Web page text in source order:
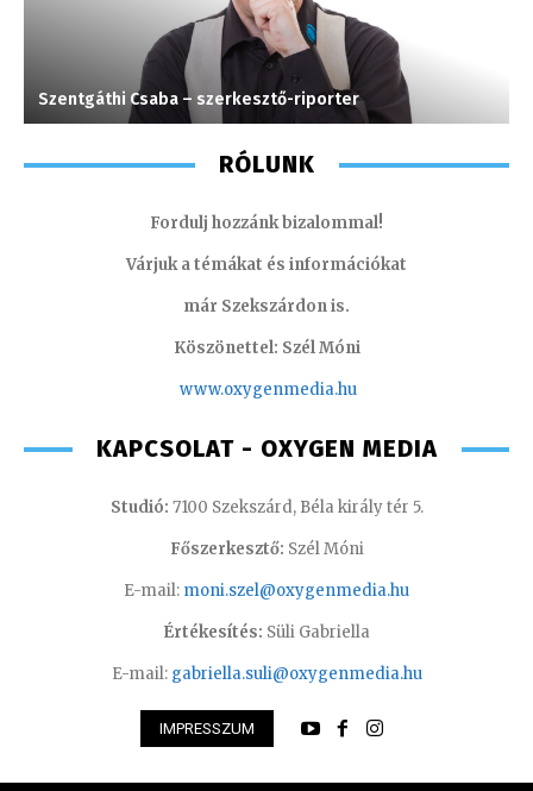
Szentgáthi Csaba – szerkesztő-riporter
RÓLUNK
Fordulj hozzánk bizalommal!
Várjuk a témákat és információkat
már Szekszárdon is.
Köszönettel: Szél Móni
www.oxygenmedia.hu
KAPCSOLAT - OXYGEN MEDIA
Studió: 7100 Szekszárd, Béla király tér 5.
Főszerkesztő: Szél Móni
E-mail: moni.szel@oxygenmedia.hu
Értékesítés: Süli Gabriella
E-mail: gabriella.suli@oxygenmedia.hu
IMPRESSZUM